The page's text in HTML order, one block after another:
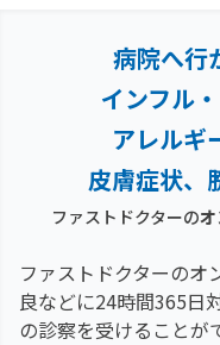
病院へ行
インフル
アレルギ
皮膚症状、
ファストドクターの
ファストドクターのオ
良などに24時間365日
の診察を受けることが